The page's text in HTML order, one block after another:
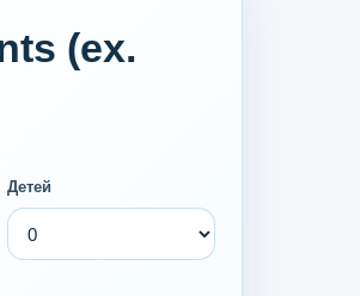
(ex.
Детей